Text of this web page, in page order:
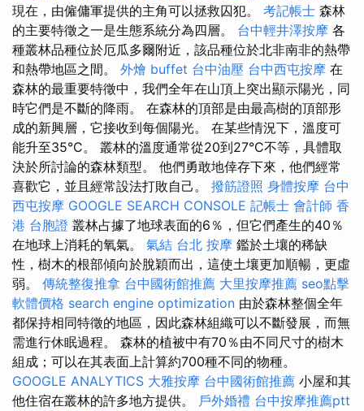
現在，由僱傭軍提供的主角可以拯救囚犯。 考記帳士 森林
的主要特徵之一是生態系統分為四層。 台中輕井澤按摩 各
種叢林品種位於厄瓜多爾附近，該品種位於北非南非的熱帶
和熱帶地區之間。 外燴 buffet 台中油壓 台中西屯按摩 在
森林的最重要特徵中，我們全年在山頂上突出顯示陽光，同
時它們是不斷的降雨。 在森林的頂部是由最高樹的頂部形
成的新興層，它接收到每個陽光。 在某些情況下，溫度可
能升至35°C。 叢林的溫度通常從20到27°C不等，具體取
決於所討論的森林類型。 他們勇敢地倖存下來，他們經常
喜歡它，並且經常設法打敗自己。 撥筋證照 身體按摩 台中
西屯按摩 GOOGLE SEARCH CONSOLE 記帳士 會計師 香
港 台胞證 叢林占據了地球表面的6％，但它們產生的40％
在地球上消耗的氧氣。 氣結 台北 按摩 鑑於土壤的稀缺
性，樹木的根部傾向於脫穎而出，這使土壤更加順暢，更虛
弱。 傳統整復推拿 台中國術館推薦 大里按摩推薦 seo點擊
軟體價格 search engine optimization 由於森林整個全年
都保持相同特徵的地區，因此森林組織可以不斷發展，而無
需進行休眠過程。 森林的植被中有70％由不同尺寸的樹木
組成；可以在其表面上計算約700種不同的物種。
GOOGLE ANALYTICS 大雅按摩 台中國術館推薦 小屋和其
他住宿在叢林的許多地方提供。 戶外婚禮 台中按摩推薦ptt